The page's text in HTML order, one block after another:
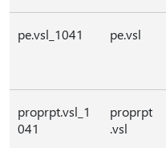
pe.vsl_1041 pe.vsl
proprpt.vsl_1
041
proprpt
.vsl